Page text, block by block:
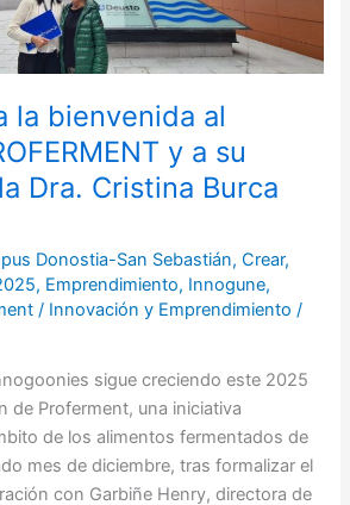
la bienvenida al
y a su
Dra. Cristina Burca
Donostia-San Sebastián,Crear,
, Emprendimiento, Innogune,
/ Innovación y Emprendimiento/
sigue creciendo este 2025
de Proferment, una iniciativa
de los alimentos fermentados de
mes de diciembre, tras formalizar el
con Garbiñe Henry, directora de